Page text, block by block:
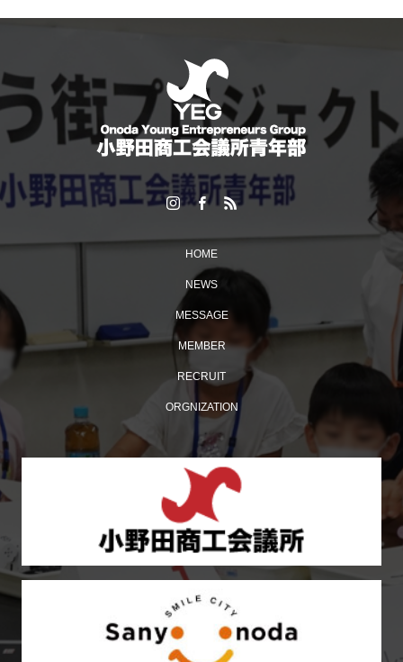
「6団体親睦ゴルフ大会」を開催しました！
多くの来場者でにぎわった「おのだ七夕まつり」開催！
【おのだ七夕まつり2026】ケント・モリが小野田にやっ
HOME
NEWS
MESSAGE
MEMBER
RECRUIT
ORGNIZATION